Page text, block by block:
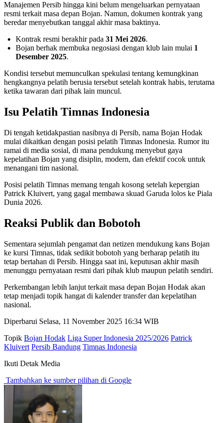
Manajemen Persib hingga kini belum mengeluarkan pernyataan
resmi terkait masa depan Bojan. Namun, dokumen kontrak yang
beredar menyebutkan tanggal akhir masa baktinya.
Kontrak resmi berakhir pada 31 Mei 2026.
Bojan berhak membuka negosiasi dengan klub lain mulai 1
Desember 2025.
Kondisi tersebut memunculkan spekulasi tentang kemungkinan
hengkangnya pelatih berusia tersebut setelah kontrak habis, terutama
ketika tawaran dari pihak lain muncul.
Isu Pelatih Timnas Indonesia
Di tengah ketidakpastian nasibnya di Persib, nama Bojan Hodak
mulai dikaitkan dengan posisi pelatih Timnas Indonesia. Rumor itu
ramai di media sosial, di mana pendukung menyebut gaya
kepelatihan Bojan yang disiplin, modern, dan efektif cocok untuk
menangani tim nasional.
Posisi pelatih Timnas memang tengah kosong setelah kepergian
Patrick Kluivert, yang gagal membawa skuad Garuda lolos ke Piala
Dunia 2026.
Reaksi Publik dan Bobotoh
Sementara sejumlah pengamat dan netizen mendukung kans Bojan
ke kursi Timnas, tidak sedikit bobotoh yang berharap pelatih itu
tetap bertahan di Persib. Hingga saat ini, keputusan akhir masih
menunggu pernyataan resmi dari pihak klub maupun pelatih sendiri.
Perkembangan lebih lanjut terkait masa depan Bojan Hodak akan
tetap menjadi topik hangat di kalender transfer dan kepelatihan
nasional.
Diperbarui Selasa, 11 November 2025 16:34 WIB
Topik Bojan Hodak Liga Super Indonesia 2025/2026 Patrick
Kluivert Persib Bandung Timnas Indonesia
Ikuti Detak Media
Tambahkan ke sumber pilihan di Google